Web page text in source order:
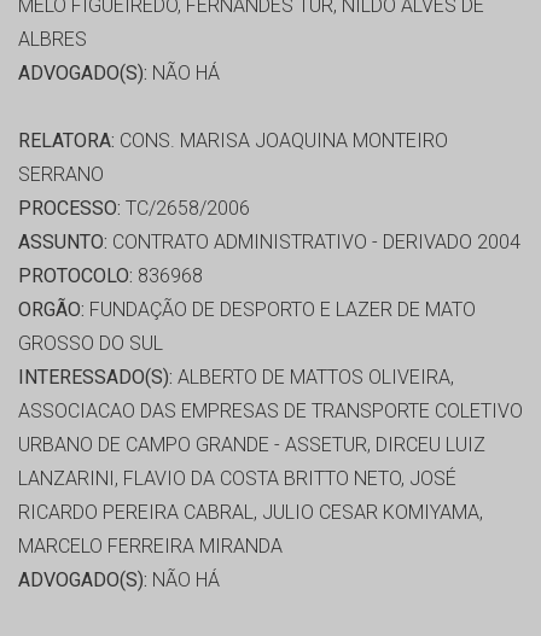
MELO FIGUEIREDO, FERNANDES TUR, NILDO ALVES DE
ALBRES
ADVOGADO(S): NÃO HÁ
RELATORA: CONS. MARISA JOAQUINA MONTEIRO
SERRANO
PROCESSO: TC/2658/2006
ASSUNTO: CONTRATO ADMINISTRATIVO - DERIVADO 2004
PROTOCOLO: 836968
ORGÃO: FUNDAÇÃO DE DESPORTO E LAZER DE MATO
GROSSO DO SUL
INTERESSADO(S): ALBERTO DE MATTOS OLIVEIRA,
ASSOCIACAO DAS EMPRESAS DE TRANSPORTE COLETIVO
URBANO DE CAMPO GRANDE - ASSETUR, DIRCEU LUIZ
LANZARINI, FLAVIO DA COSTA BRITTO NETO, JOSÉ
RICARDO PEREIRA CABRAL, JULIO CESAR KOMIYAMA,
MARCELO FERREIRA MIRANDA
ADVOGADO(S): NÃO HÁ